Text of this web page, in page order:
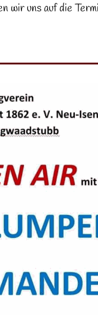
wir uns auf die